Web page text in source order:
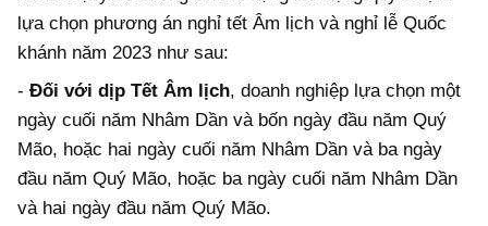
lựa chọn phương án nghỉ tết Âm lịch và nghỉ lễ Quốc
khánh năm 2023 như sau:
- Đối với dịp Tết Âm lịch, doanh nghiệp lựa chọn một
ngày cuối năm Nhâm Dần và bốn ngày đầu năm Quý
Mão, hoặc hai ngày cuối năm Nhâm Dần và ba ngày
đầu năm Quý Mão, hoặc ba ngày cuối năm Nhâm Dần
và hai ngày đầu năm Quý Mão.